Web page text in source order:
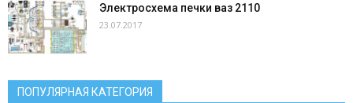
Электросхема печки ваз 2110
23.07.2017
ПОПУЛЯРНАЯ КАТЕГОРИЯ